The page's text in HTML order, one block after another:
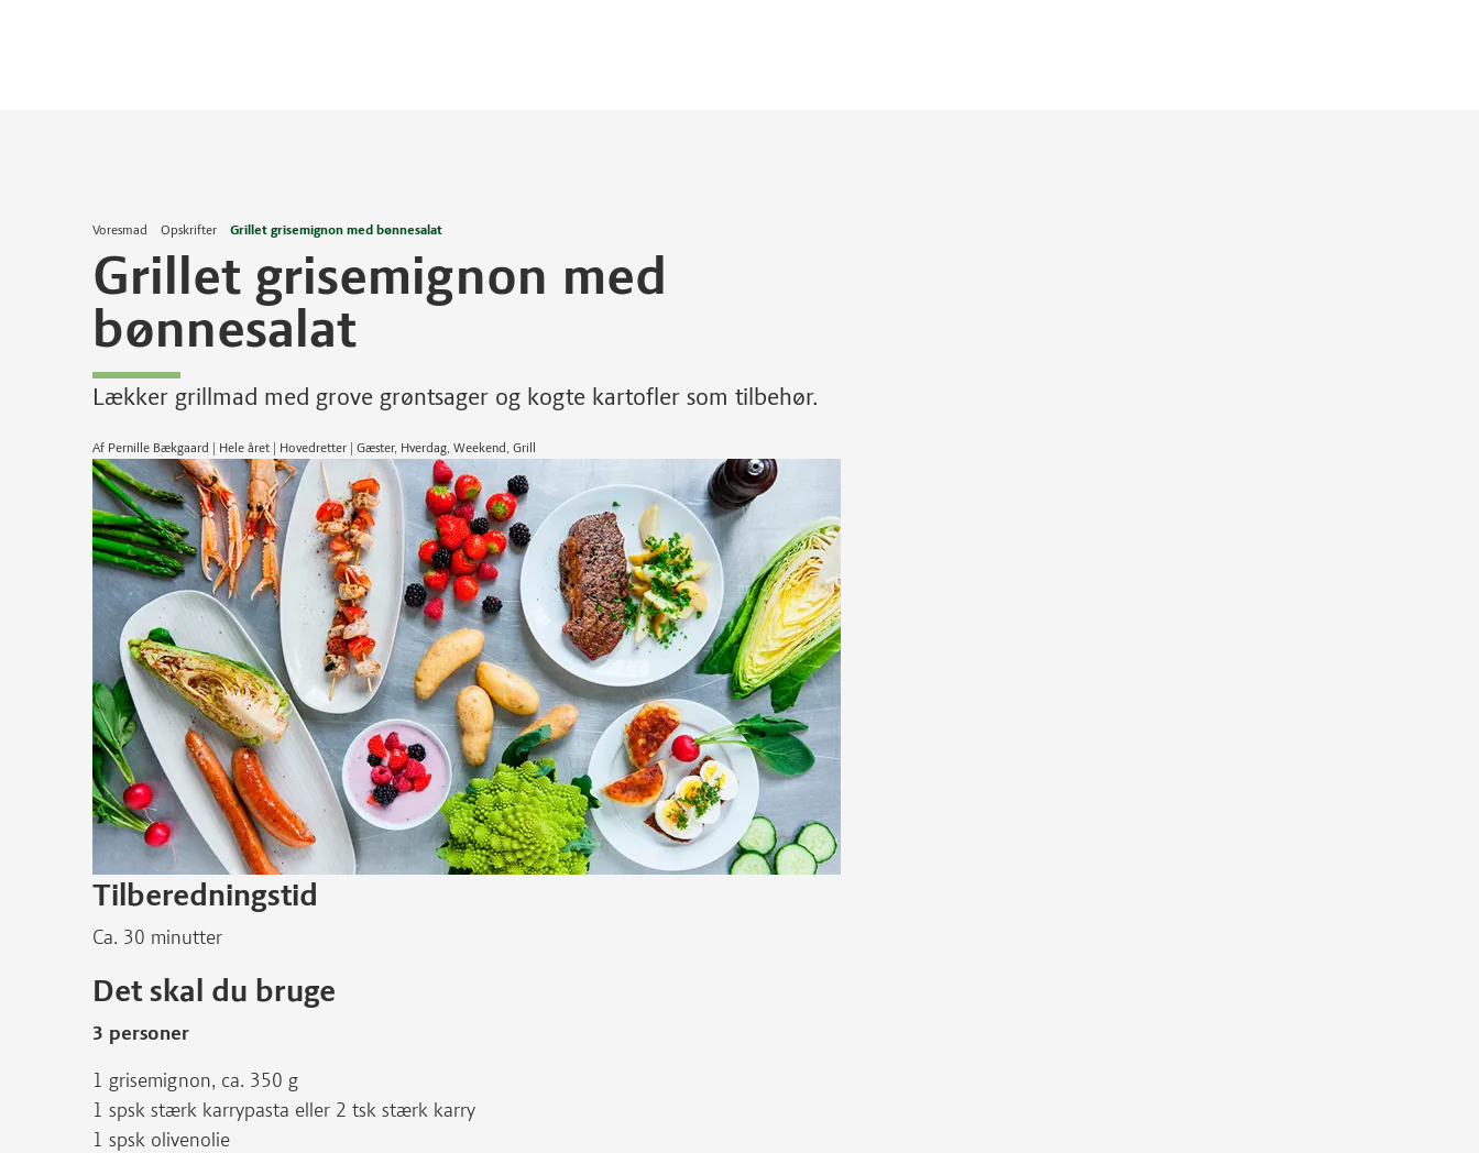
Voresmad Opskrifter Grillet grisemignon med bønnesalat
Grillet grisemignon med
bønnesalat
Lækker grillmad med grove grøntsager og kogte kartofler som tilbehør.
Af Pernille Bækgaard | Hele året | Hovedretter | Gæster, Hverdag, Weekend, Grill
Tilberedningstid
Ca. 30 minutter
Det skal du bruge
3 personer
1 grisemignon, ca. 350 g
1 spsk stærk karrypasta eller 2 tsk stærk karry
1 spsk olivenolie